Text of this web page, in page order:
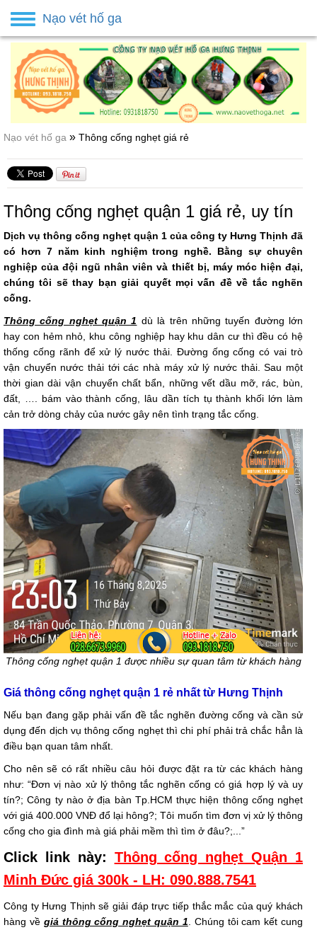
Nạo vét hố ga » Thông cống nghẹt giá rẻ
Thông cống nghẹt quận 1 giá rẻ, uy tín
Dịch vụ thông cống nghẹt quận 1 của công ty Hưng Thịnh đã
có hơn 7 năm kinh nghiệm trong nghề. Bằng sự chuyên
nghiệp của đội ngũ nhân viên và thiết bị, máy móc hiện đại,
chúng tôi sẽ thay bạn giải quyết mọi vấn đề về tắc nghẽn
cống.
Thông cống nghẹt quận 1 dù là trên những tuyến đường lớn
hay con hẻm nhỏ, khu công nghiệp hay khu dân cư thì đều có hệ
thống cống rãnh để xử lý nước thải. Đường ống cống có vai trò
vận chuyển nước thải tới các nhà máy xử lý nước thải. Sau một
thời gian dài vận chuyển chất bẩn, những vết dầu mỡ, rác, bùn,
đất, …. bám vào thành cống, lâu dần tích tụ thành khối lớn làm
cản trở dòng chảy của nước gây nên tình trạng tắc cống.
Thông cống nghẹt quận 1 được nhiều sự quan tâm từ khách hàng
Giá thông cống nghẹt quận 1 rẻ nhất từ Hưng Thịnh
Nếu bạn đang gặp phải vấn đề tắc nghẽn đường cống và cần sử
dụng đến dịch vụ thông cống nghẹt thì chi phí phải trả chắc hẳn là
điều bạn quan tâm nhất.
Cho nên sẽ có rất nhiều câu hỏi được đặt ra từ các khách hàng
như: “Đơn vị nào xử lý thông tắc nghẽn cống có giá hợp lý và uy
tín?; Công ty nào ở địa bàn Tp.HCM thực hiện thông cống nghẹt
với giá 400.000 VNĐ đổ lại hông?; Tôi muốn tìm đơn vị xử lý thông
cống cho gia đình mà giá phải mềm thì tìm ở đâu?;...”
Click link này: Thông cống nghẹt Quận 1
Minh Đức giá 300k - LH: 090.888.7541
Công ty Hưng Thịnh sẽ giải đáp trực tiếp thắc mắc của quý khách
hàng về giá thông cống nghẹt quận 1. Chúng tôi cam kết cung
Toggle
navigation
Nạo vét hố ga